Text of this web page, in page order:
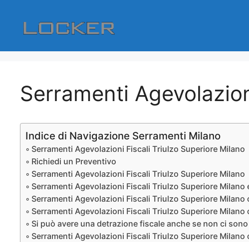
contenuto
Serramenti
Indice di Navigazione Serramenti Milano
Serramenti Agevolazioni Fiscali Triulzo Superiore Milano
Richiedi un Preventivo
Serramenti Agevolazioni Fiscali Triulzo Superiore Milano
Serramenti Agevolazioni Fiscali Triulzo Superiore Milano
Serramenti Agevolazioni Fiscali Triulzo Superiore
Serramenti Agevolazioni Fiscali Triulzo Superiore Milano
Si può avere una detrazione fiscale anche se non ci
Serramenti Agevolazioni Fiscali Triulzo Superiore